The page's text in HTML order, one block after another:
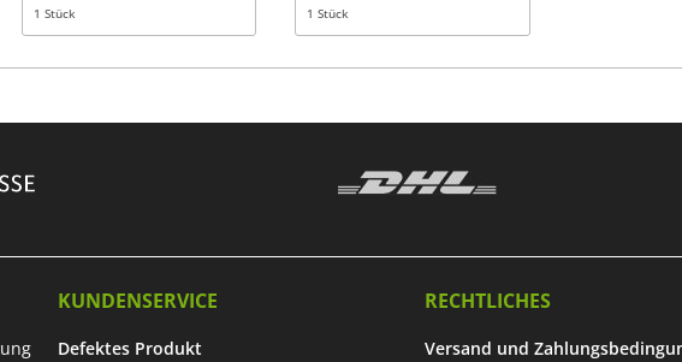
1 Stück 1 Stück
KUNDENSERVICE
Defektes Produkt
RECHTLICHES
Versand und